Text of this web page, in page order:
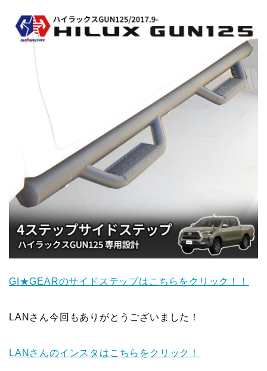
GI★GEARのサイドステップはこちらをクリック！！
LANさん今回もありがとうございました！
LANさんのインスタはこちらをクリック！